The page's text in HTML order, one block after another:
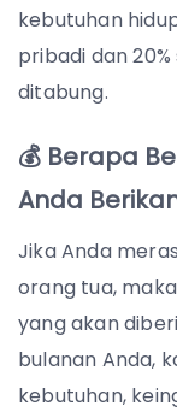
kebutuhan
pribadi dan
ditabung.
💰 Berapa
Anda
Jika Anda
orang tua,
yang akan
bulanan Anda,
kebutuhan,